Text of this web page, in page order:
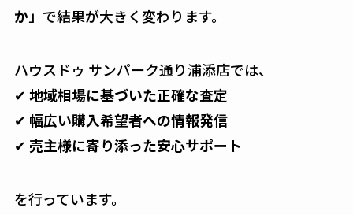
か」で結果が大きく変わります。
ハウスドゥ サンパーク通り浦添店では、
✔ 地域相場に基づいた正確な査定
✔ 幅広い購入希望者への情報発信
✔ 売主様に寄り添った安心サポート
を行っています。